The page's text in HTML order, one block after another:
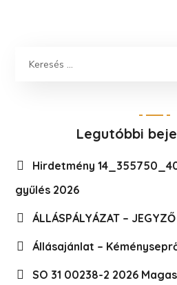
Legutóbbi
Hirdetmény
gyűlés 2026
ÁLLÁSPÁLYÁZAT –
Állásajánlat –
SO 31 00238-2 2026